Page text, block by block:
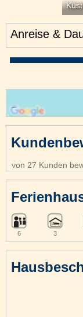
Anreise &
von 27 Kunden
6 3